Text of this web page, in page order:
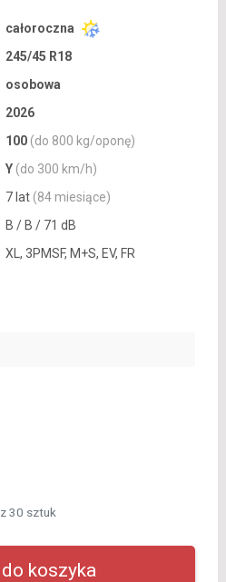
całoroczna
245/45 R18
osobowa
2026
100 (do 800 kg/oponę)
Y (do 300 km/h)
7 lat (84 miesiące)
B / B / 71 dB
XL, 3PMSF, M+S, EV, FR
z 30 sztuk